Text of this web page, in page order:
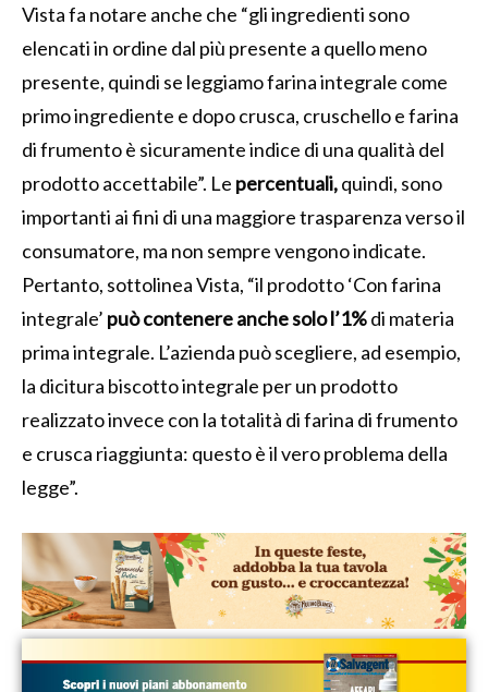
Vista fa notare anche che “gli ingredienti sono
elencati in ordine dal più presente a quello meno
presente, quindi se leggiamo farina integrale come
primo ingrediente e dopo crusca, cruschello e farina
di frumento è sicuramente indice di una qualità del
prodotto accettabile”. Le percentuali,quindi, sono
importanti ai fini di una maggiore trasparenza verso il
consumatore, ma non sempre vengono indicate.
Pertanto, sottolinea Vista, “il prodotto ‘Con farina
integrale’ può contenereanche solo l’1%di materia
prima integrale. L’azienda può scegliere, ad esempio,
la dicitura biscotto integrale per un prodotto
realizzato invece con la totalità di farina di frumento
e crusca riaggiunta: questo è il vero problema della
legge”.